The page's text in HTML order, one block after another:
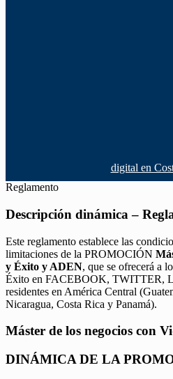
digital en
Reglamento
Descripción dinámica –
Este reglamento establece las
limitaciones de la PROMOCIÓN
y Éxito y ADEN, que se ofrecerá a
Éxito en FACEBOOK, TWITTER,
residentes en América Central
Nicaragua, Costa Rica y Panamá).
Máster de los negocios con
DINÁMICA DE LA